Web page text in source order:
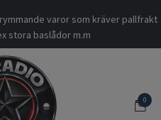
varor som kräver pallfrakt
stora baslådor m.m
0